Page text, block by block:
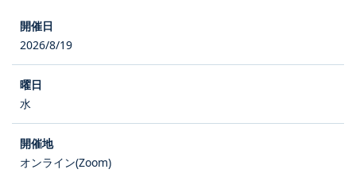
2026/8/19
水
オンライン(Zoom)